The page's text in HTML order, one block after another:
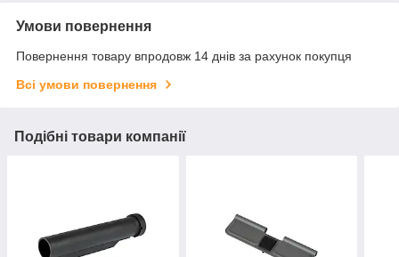
Умови повернення
Повернення товару впродовж 14 днів за рахунок покупця
Всі умови повернення
Подібні товари компанії